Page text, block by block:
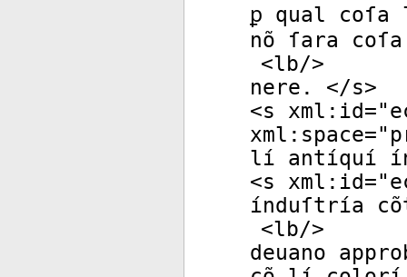
ꝑ qual
nõ ſara
<lb/>
nere. </s>
<s xml:id="
xml:space="
lí antíquí
<s xml:id="
índuſtría
<lb/>
deuano